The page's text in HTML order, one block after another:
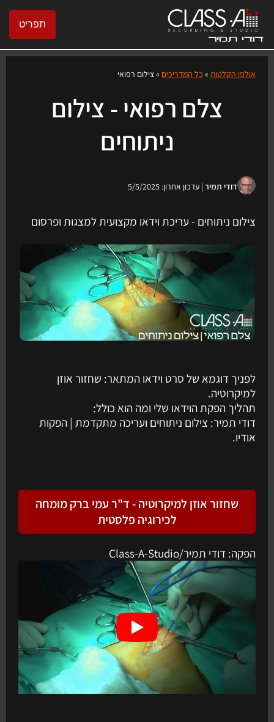
תפריט
אולפן הקלטות » כל המדריכים »צילום רפואי
צלם רפואי - צילום
ניתוחים
דודי תמיר | עדכון אחרון: 5/5/2025
צילום ניתוחים - עריכת וידאו מקצועית למצגות ופרסום
לפניך דוגמא של סרט וידאו המתאר: שחזור אוזן
למיקרוטיה.
תהליך הפקת הוידאו שלי ומה הוא כולל:
דודי תמיר: צילום ניתוחים ועריכה מתקדמת | הפקות
אודיו.
שחזור אוזן למיקרוטיה - ד"ר עמי ברק מומחה
לכירוגיה פלסטית
הפקה: דודי תמיר/Class-A-Studio